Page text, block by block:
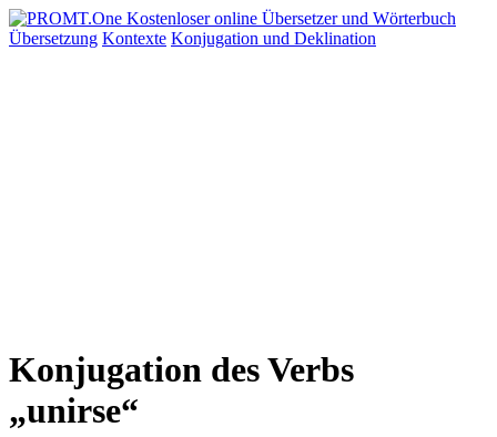
Übersetzung Kontexte Konjugation und Deklination
Konjugation des Verbs
„unirse“